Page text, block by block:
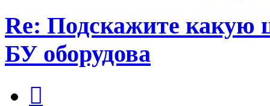
Re: Подскажите какую
БУ оборудова